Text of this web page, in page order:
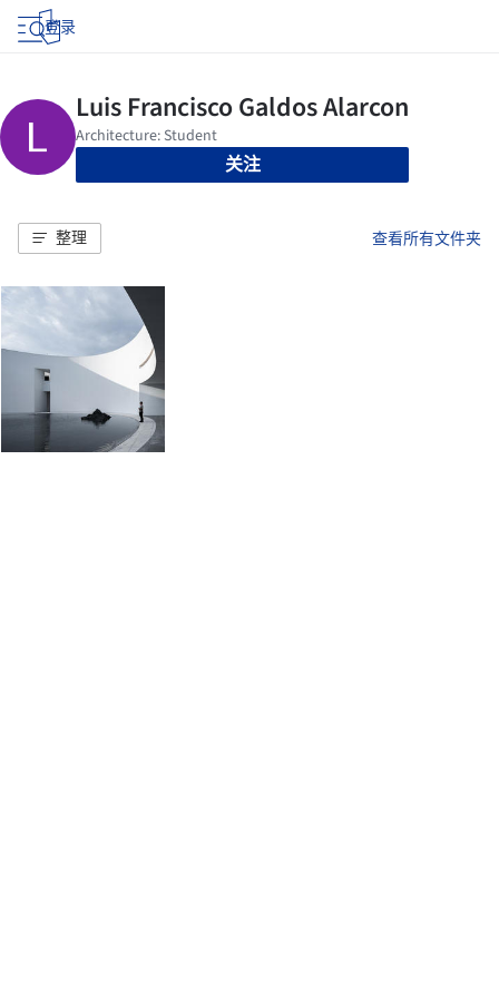
登录
关注
整理 查看所有文件夹